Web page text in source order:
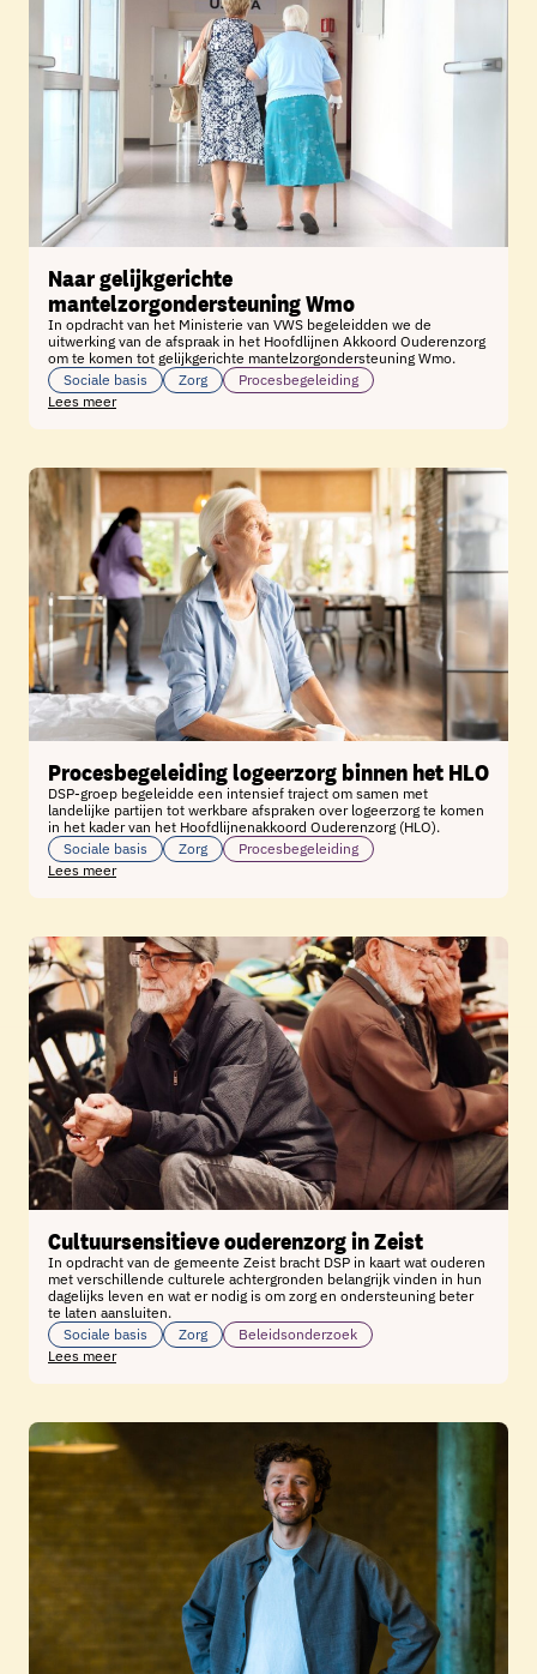
Naar gelijkgerichte
mantelzorgondersteuning Wmo
In opdracht van het Ministerie van VWS begeleidden we de
uitwerking van de afspraak in het Hoofdlijnen Akkoord Ouderenzorg
om te komen tot gelijkgerichte mantelzorgondersteuning Wmo.
Sociale basis
Zorg
Procesbegeleiding
Lees meer
Procesbegeleiding logeerzorg binnen het HLO
DSP-groep begeleidde een intensief traject om samen met
landelijke partijen tot werkbare afspraken over logeerzorg te komen
in het kader van het Hoofdlijnenakkoord Ouderenzorg (HLO).
Sociale basis
Zorg
Procesbegeleiding
Lees meer
Cultuursensitieve ouderenzorg in Zeist
In opdracht van de gemeente Zeist bracht DSP in kaart wat ouderen
met verschillende culturele achtergronden belangrijk vinden in hun
dagelijks leven en wat er nodig is om zorg en ondersteuning beter
te laten aansluiten.
Sociale basis
Zorg
Beleidsonderzoek
Lees meer